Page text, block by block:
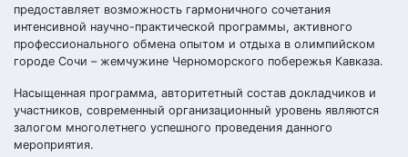
предоставляет возможность гармоничного сочетания
интенсивной научно-практической программы, активного
профессионального обмена опытом и отдыха в олимпийском
городе Сочи – жемчужине Черноморского побережья Кавказа.
Насыщенная программа, авторитетный состав докладчиков и
участников, современный организационный уровень являются
залогом многолетнего успешного проведения данного
мероприятия.